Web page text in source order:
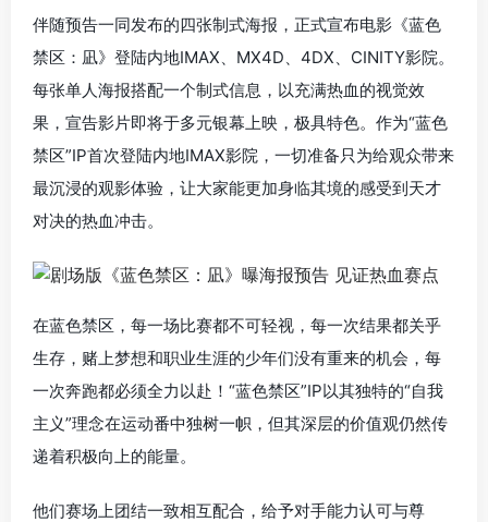
伴随预告一同发布的四张制式海报，正式宣布电影《蓝色
禁区：凪》登陆内地IMAX、MX4D、4DX、CINITY影院。
每张单人海报搭配一个制式信息，以充满热血的视觉效
果，宣告影片即将于多元银幕上映，极具特色。作为“蓝色
禁区”IP首次登陆内地IMAX影院，一切准备只为给观众带来
最沉浸的观影体验，让大家能更加身临其境的感受到天才
对决的热血冲击。
在蓝色禁区，每一场比赛都不可轻视，每一次结果都关乎
生存，赌上梦想和职业生涯的少年们没有重来的机会，每
一次奔跑都必须全力以赴！“蓝色禁区”IP以其独特的“自我
主义”理念在运动番中独树一帜，但其深层的价值观仍然传
递着积极向上的能量。
他们赛场上团结一致相互配合，给予对手能力认可与尊